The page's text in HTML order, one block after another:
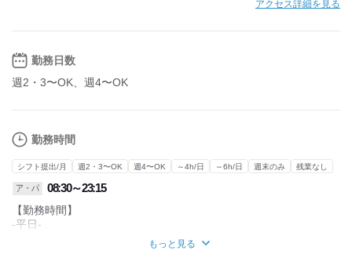
アクセス詳細を見る
勤務日数
週2・3〜OK、週4〜OK
勤務時間
シフト提出/月 週2・3〜OK 週4〜OK ～4h/日 ～6h/日 週末のみ 残業なし
ア・パ 08:30～23:15
【勤務時間】
-平日-
もっと見る